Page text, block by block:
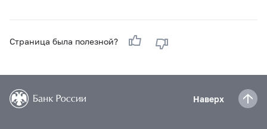
Страница была полезной?
Наверх